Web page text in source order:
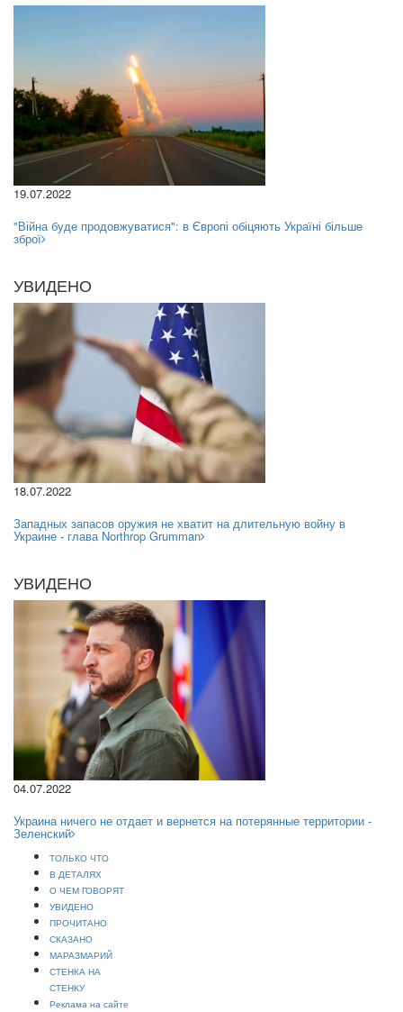
19.07.2022
"Війна буде продовжуватися": в Європі обіцяють Україні більше
зброї
УВИДЕНО
18.07.2022
Западных запасов оружия не хватит на длительную войну в
Украине - глава Northrop Grumman
УВИДЕНО
04.07.2022
Украина ничего не отдает и вернется на потерянные территории -
Зеленский
ТОЛЬКО ЧТО
В ДЕТАЛЯХ
О ЧЕМ ГОВОРЯТ
УВИДЕНО
ПРОЧИТАНО
СКАЗАНО
МАРАЗМАРИЙ
СТЕНКА НА
СТЕНКУ
Реклама на сайте